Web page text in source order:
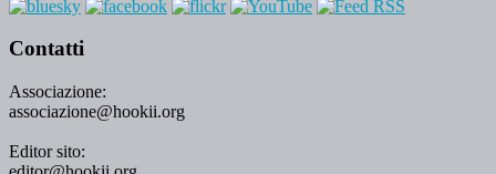
Contatti
Associazione:
associazione@hookii.org
Editor sito: